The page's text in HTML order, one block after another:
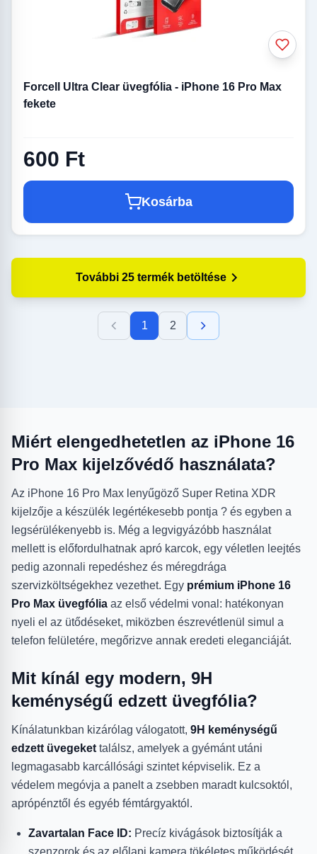
Forcell Ultra Clear üvegfólia - iPhone 16 Pro Max
fekete
600 Ft
Kosárba
További 25 termék betöltése
1 2
Miért elengedhetetlen az iPhone 16
Pro Max kijelzővédő használata?
Az iPhone 16 Pro Max lenyűgöző Super Retina XDR
kijelzője a készülék legértékesebb pontja ? és egyben a
legsérülékenyebb is. Még a legvigyázóbb használat
mellett is előfordulhatnak apró karcok, egy véletlen leejtés
pedig azonnali repedéshez és méregdrága
szervizköltségekhez vezethet. Egy prémium iPhone 16
Pro Max üvegfólia az első védelmi vonal: hatékonyan
nyeli el az ütődéseket, miközben észrevétlenül simul a
telefon felületére, megőrizve annak eredeti eleganciáját.
Mit kínál egy modern, 9H
keménységű edzett üvegfólia?
Kínálatunkban kizárólag válogatott, 9H keménységű
edzett üvegeket találsz, amelyek a gyémánt utáni
legmagasabb karcállósági szintet képviselik. Ez a
védelem megóvja a panelt a zsebben maradt kulcsoktól,
aprópénztől és egyéb fémtárgyaktól.
Zavartalan Face ID: Precíz kivágások biztosítják a
szenzorok és az előlapi kamera tökéletes működését.